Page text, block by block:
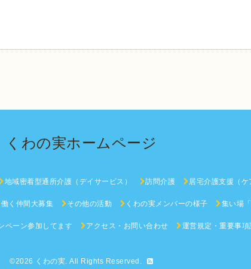
くわの実ホームページ
地域密着型通所介護（デイサービス） 訪問介護 居宅介護支援（
働く仲間大募集 その他の活動 くわの実メンバーの様子 集い場
ペーン参加してます アクセス・お問い合わせ 運営規定・重要事項
©2026 くわの実. All Rights Reserved.